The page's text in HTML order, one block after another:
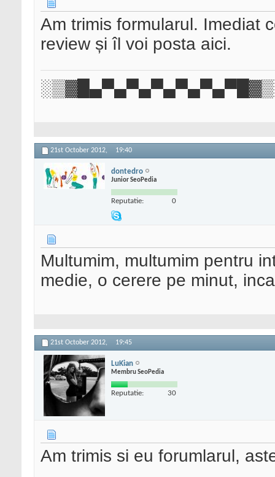
Am trimis formularul. Imediat
review și îl voi posta aici.
21st October 2012, 19:40
dontedro
Junior SeoPedia
Reputatie: 0
Multumim, multumim pentru
medie, o cerere pe minut,
21st October 2012, 19:45
LuKian
Membru SeoPedia
Reputatie: 30
Am trimis si eu forumlarul,